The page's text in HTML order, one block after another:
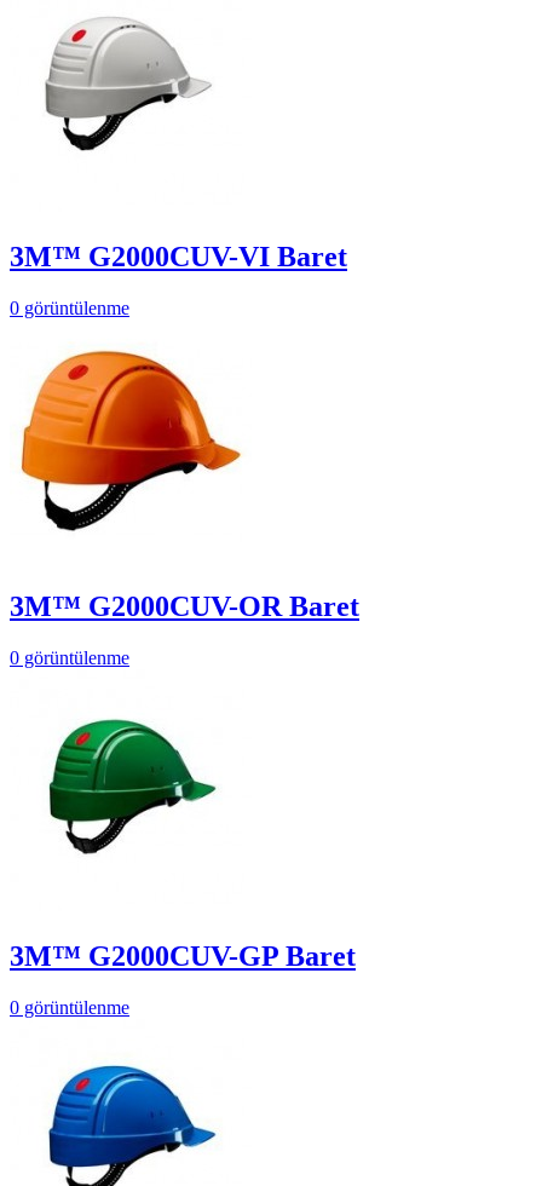
3M™ G2000CUV-VI Baret
0 görüntülenme
3M™ G2000CUV-OR Baret
0 görüntülenme
3M™ G2000CUV-GP Baret
0 görüntülenme